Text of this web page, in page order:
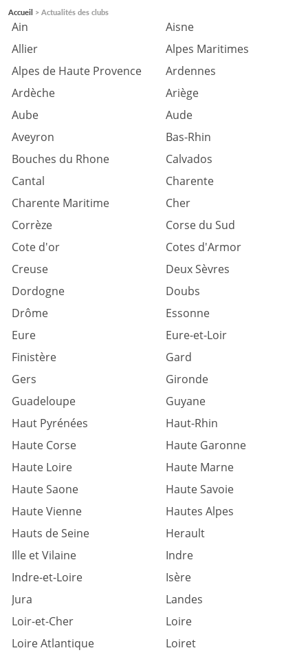
Ain
Aisne
Allier
Alpes Maritimes
Alpes de Haute Provence
Ardennes
Ardèche
Ariège
Aube
Aude
Aveyron
Bas-Rhin
Bouches du Rhone
Calvados
Cantal
Charente
Charente Maritime
Cher
Corrèze
Corse du Sud
Cote d'or
Cotes d'Armor
Creuse
Deux Sèvres
Dordogne
Doubs
Drôme
Essonne
Eure
Eure-et-Loir
Finistère
Gard
Gers
Gironde
Guadeloupe
Guyane
Haut Pyrénées
Haut-Rhin
Haute Corse
Haute Garonne
Haute Loire
Haute Marne
Haute Saone
Haute Savoie
Haute Vienne
Hautes Alpes
Hauts de Seine
Herault
Ille et Vilaine
Indre
Indre-et-Loire
Isère
Jura
Landes
Loir-et-Cher
Loire
Loire Atlantique
Loiret
Accueil Actualités des clubs